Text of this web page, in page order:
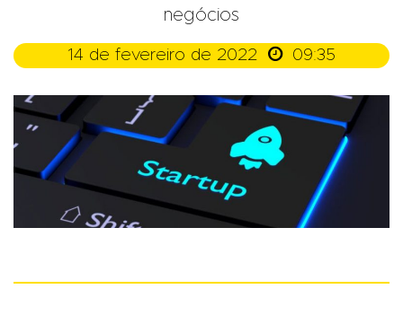
negócios
14 de fevereiro de 2022  09:35